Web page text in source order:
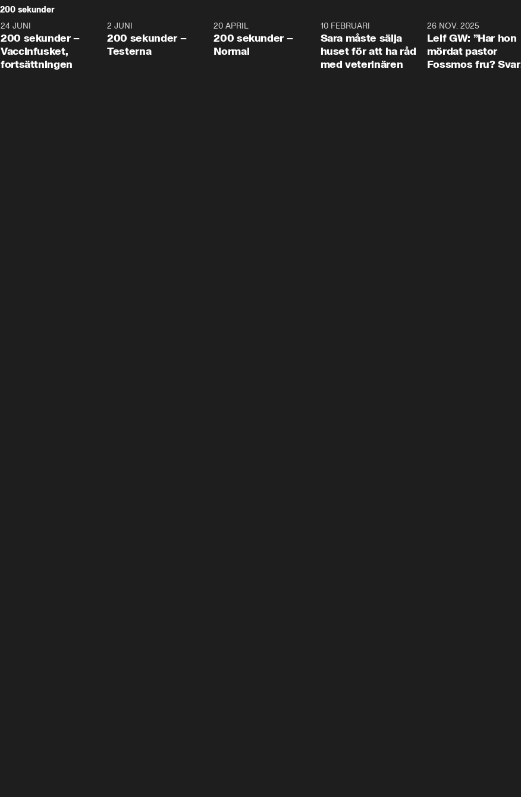
200 sekunder
5:00
24 JUNI
200 sekunder –
Vaccinfusket,
fortsättningen
4:23
2 JUNI
200 sekunder –
Testerna
20 APRIL
200 sekunder –
Normal
10 FEBRUARI
Sara måste sälja
huset för att ha råd
med veterinären
26 NOV. 2025
Leif GW: ”Har hon
mördat pastor
Fossmos fru? Svar